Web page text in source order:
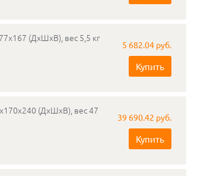
(ДхШхВ), вес 5,5 кг
5 682.04 руб.
Купить
(ДхШхВ), вес 47
39 690.42 руб.
Купить